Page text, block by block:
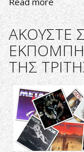
ΤΗΣ
28/11/
Ο
ΠΟΥ
ΣΕ
ΑΣΤΡΑ!
ΑΚΟΥΣΤΕ
ΕΚΠΟΜΠΗ
ΤΗΣ